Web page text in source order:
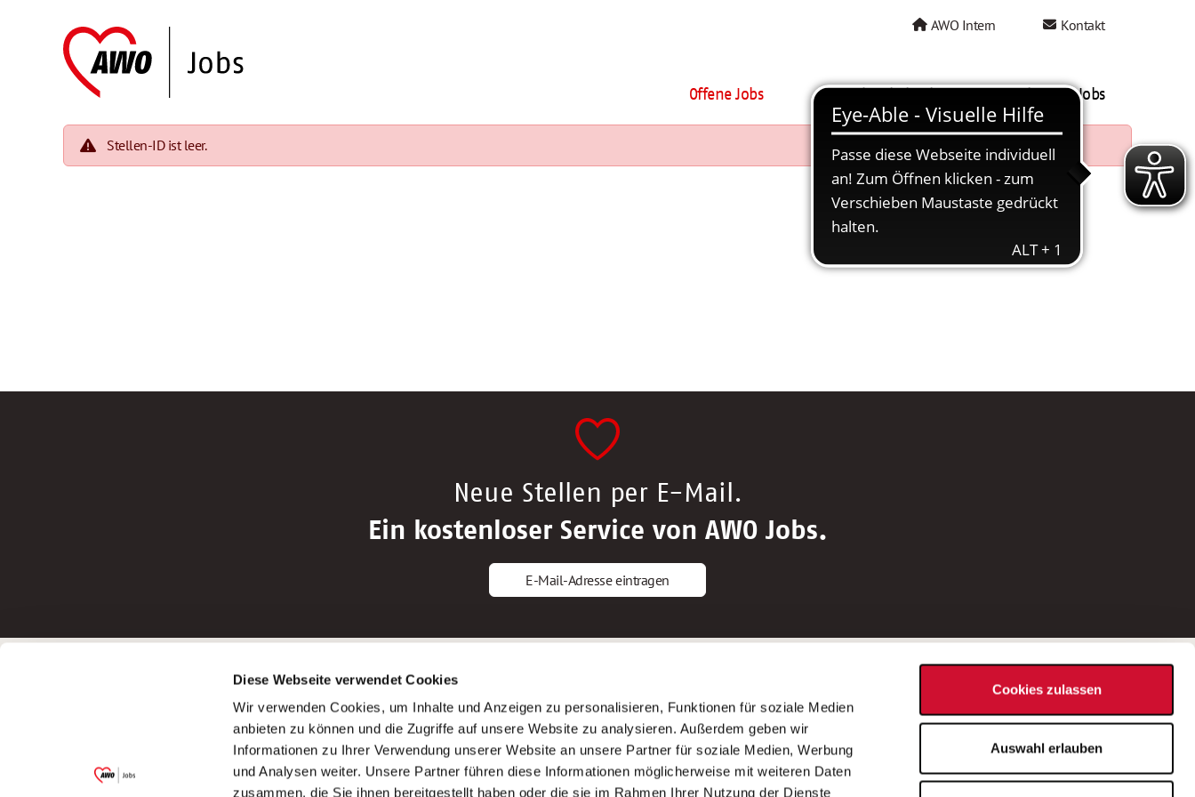
Diese Webseite verwendet Cookies
Wir verwenden Cookies, um Inhalte und Anzeigen zu personalisieren, Funktionen für soziale Medien
anbieten zu können und die Zugriffe auf unsere Website zu analysieren. Außerdem geben wir
Informationen zu Ihrer Verwendung unserer Website an unsere Partner für soziale Medien, Werbung
und Analysen weiter. Unsere Partner führen diese Informationen möglicherweise mit weiteren Daten
zusammen, die Sie ihnen bereitgestellt haben oder die sie im Rahmen Ihrer Nutzung der Dienste
Cookies zulassen
Auswahl erlauben
AWO Intern Kontakt
Offene Jobs AWO als Arbeitgeber Mein AWO Jobs
Stellen-ID ist leer.
Neue Stellen per E-Mail.
Ein kostenloser Service von AWO Jobs.
E-Mail-Adresse eintragen
Garitz Bewirtschaftungsbetriebe GmbH
(Ein Tochterunternehmen des AWO
Bezirksverbandes Unterfranken e.V.)
Bewerbungstipps
Bewerbung als Altenpfleger*in
Bewerbung als Krankenpfleger*in
Bewerbung als Altenpflegehelfer*in
Bewerbung als Erzieher*in
AWO Gliederungen nach Bundesland
Stellenangebote nach Bundesländern
Sitemap
Impressum
Datenschutz
Bei Fragen zu einer Stellenausschreibung
wenden Sie sich bitte an die*den in der
Stellenausschreibung genannte*n